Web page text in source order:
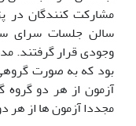
مشارکت کنندگان در
سالن جلسات سرای
بود که به صورت
آزمون از هر دو گروه
مجددا آزمون ها از هر